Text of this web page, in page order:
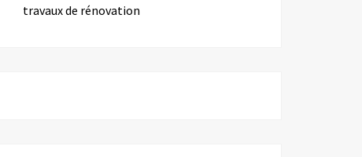
travaux de rénovation